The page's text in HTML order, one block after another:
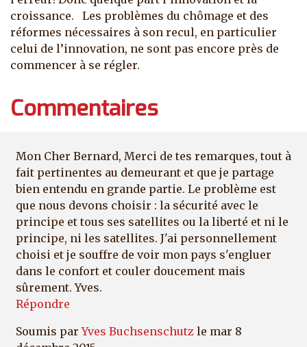
croissance. Les problèmes du chômage et des
réformes nécessaires à son recul, en particulier
celui de l’innovation, ne sont pas encore près de
commencer à se régler.
Commentaires
Mon Cher Bernard, Merci de tes remarques, tout à
fait pertinentes au demeurant et que je partage
bien entendu en grande partie. Le problème est
que nous devons choisir : la sécurité avec le
principe et tous ses satellites ou la liberté et ni le
principe, ni les satellites. J'ai personnellement
choisi et je souffre de voir mon pays s'engluer
dans le confort et couler doucement mais
sûrement. Yves.
Répondre
Soumis parYves Buchsenschutz le mar 8